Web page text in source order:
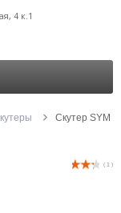
4 к.1
Скутер SYM
( 1 )